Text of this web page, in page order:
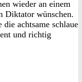
wieder an einem
Diktator wünschen.
achtsame schlaue
und richtig